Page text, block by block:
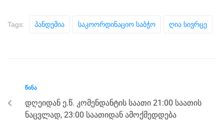
o
k
tt
ss e
at ar
Tags: Პანდემია Საკოორდინაციო Საბჭო Ღია Სივრცე
ᲬᲘᲜᲐ
დღეიდან ე.წ. კომენდანტის საათი 21:00 საათის
ნაცვლად, 23:00 საათიდან ამოქმედდება